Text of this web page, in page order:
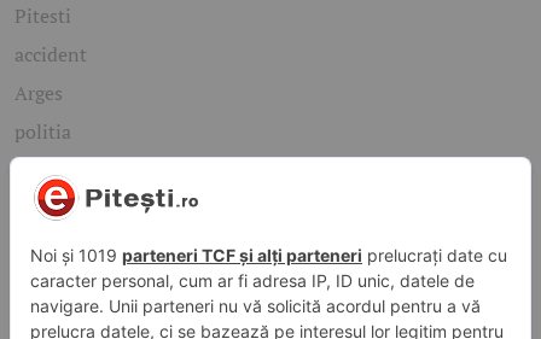
Pitesti
accident
Arges
politia
mioveni
Caută rapid știrile care te interesează
Găsește cele mai recente știri, evenimente și subiecte de
interes din orașul tău. Introdu un cuvânt-cheie și descoperă
informațiile de care ai nevoie!